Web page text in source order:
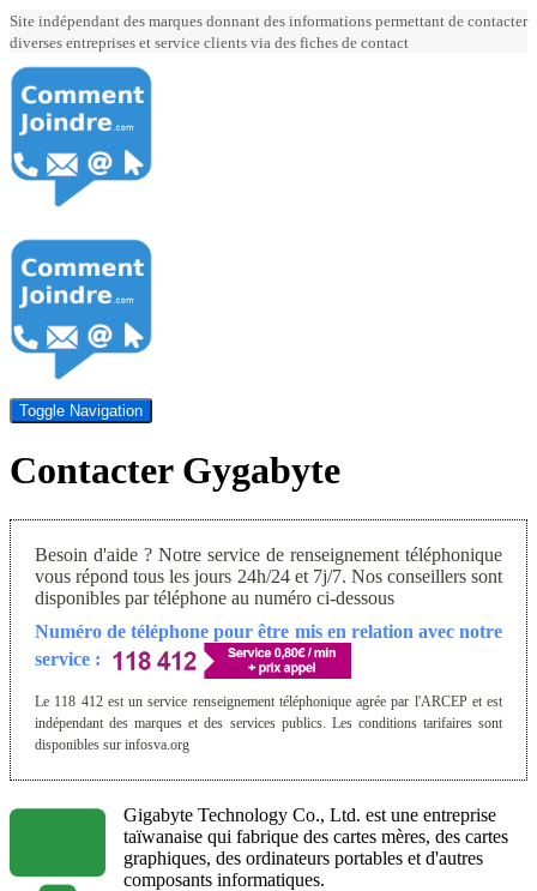
Site indépendant des marques donnant des informations permettant de contacter
diverses entreprises et service clients via des fiches de contact
Toggle Navigation
Contacter Gygabyte
Besoin d'aide ? Notre service de renseignement téléphonique
vous répond tous les jours 24h/24 et 7j/7. Nos conseillers sont
disponibles par téléphone au numéro ci-dessous
Numéro de téléphone pour être mis en relation avec notre
service :
Le 118 412 est un service renseignement téléphonique agrée par l'ARCEP et est
indépendant des marques et des services publics. Les conditions tarifaires sont
disponibles sur infosva.org
Gigabyte Technology Co., Ltd. est une entreprise
taïwanaise qui fabrique des cartes mères, des cartes
graphiques, des ordinateurs portables et d'autres
composants informatiques.